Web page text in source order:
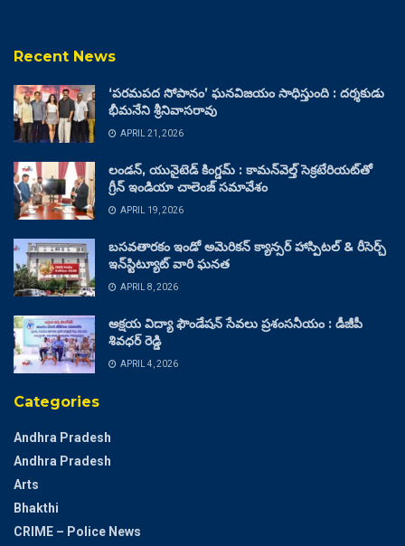
Recent News
‘పరమపద సోపానం’ ఘనవిజయం సాధిస్తుంది : దర్శకుడు
భీమనేని శ్రీనివాసరావు
APRIL 21, 2026
లండన్, యునైటెడ్ కింగ్డమ్ : కామన్‌వెల్త్ సెక్రటేరియట్‌తో
గ్రీన్ ఇండియా చాలెంజ్ సమావేశం
APRIL 19, 2026
బసవతారకం ఇండో అమెరికన్ క్యాన్సర్ హాస్పిటల్ & రీసెర్చ్
ఇన్‌స్టిట్యూట్ వారి ఘనత
APRIL 8, 2026
అక్షయ విద్యా ఫౌండేషన్ సేవలు ప్రశంసనీయం : డీజీపీ
శివధర్ రెడ్డి
APRIL 4, 2026
Categories
Andhra Pradesh
Andhra Pradesh
Arts
Bhakthi
CRIME – Police News